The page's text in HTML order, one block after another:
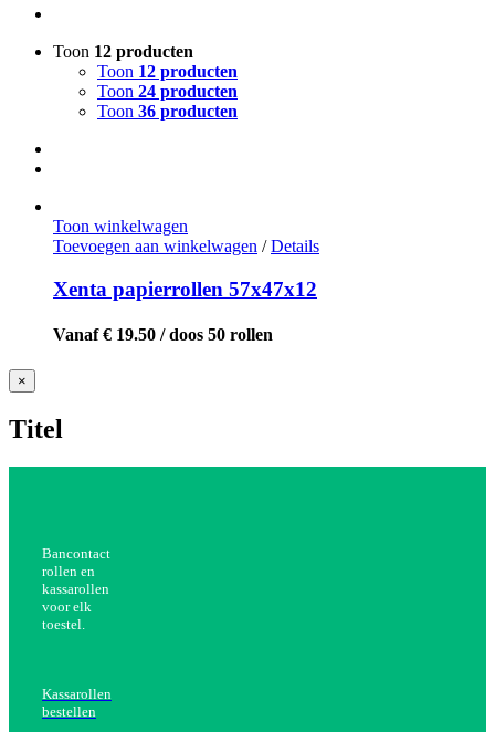
Toon 12 producten
Toon 12 producten
Toon 24 producten
Toon 36 producten
Toon winkelwagen
Toevoegen aan winkelwagen / Details
Xenta papierrollen 57x47x12
Vanaf € 19.50 / doos 50 rollen
Close
product
view
×
Titel
Bancontact
rollen en
kassarollen
voor elk
toestel.
Kassarollen
bestellen